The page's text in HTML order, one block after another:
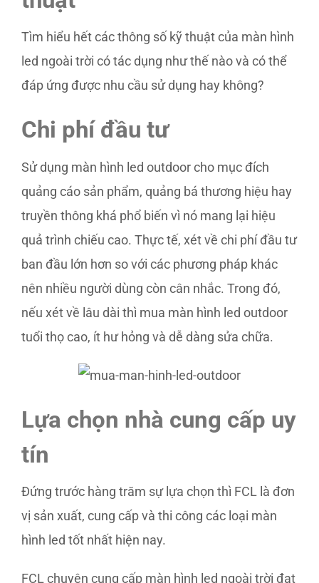
Tìm hiểu hết các thông số kỹ thuật của màn hình
led ngoài trời có tác dụng như thế nào và có thể
đáp ứng được nhu cầu sử dụng hay không?
Chi phí đầu tư
Sử dụng màn hình led outdoor cho mục đích
quảng cáo sản phẩm, quảng bá thương hiệu hay
truyền thông khá phổ biến vì nó mang lại hiệu
quả trình chiếu cao. Thực tế, xét về chi phí đầu tư
ban đầu lớn hơn so với các phương pháp khác
nên nhiều người dùng còn cân nhắc. Trong đó,
nếu xét về lâu dài thì mua màn hình led outdoor
tuổi thọ cao, ít hư hỏng và dễ dàng sửa chữa.
Lựa chọn nhà cung cấp uy
tín
Đứng trước hàng trăm sự lựa chọn thì FCL là đơn
vị sản xuất, cung cấp và thi công các loại màn
hình led tốt nhất hiện nay.
FCL chuyên cung cấp màn hình led ngoài trời đạt